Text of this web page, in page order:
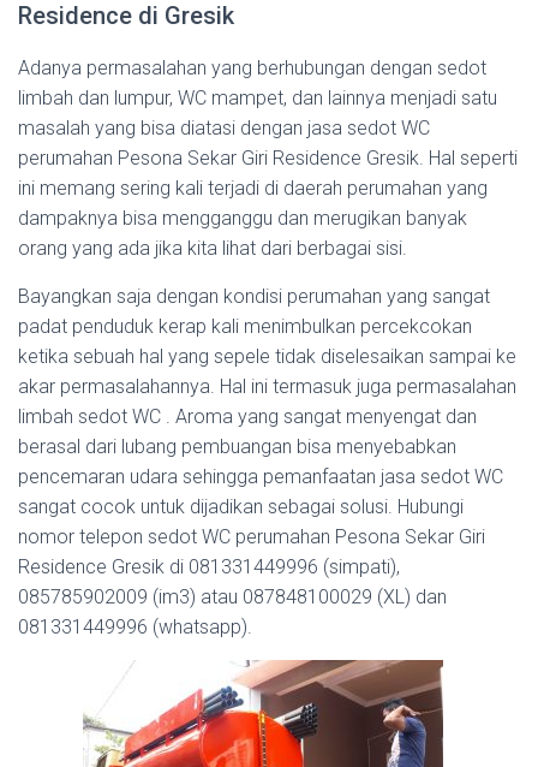
Residence di Gresik
Adanya permasalahan yang berhubungan dengan sedot
limbah dan lumpur, WC mampet, dan lainnya menjadi satu
masalah yang bisa diatasi dengan jasa sedot WC
perumahan Pesona Sekar Giri Residence Gresik. Hal seperti
ini memang sering kali terjadi di daerah perumahan yang
dampaknya bisa mengganggu dan merugikan banyak
orang yang ada jika kita lihat dari berbagai sisi.
Bayangkan saja dengan kondisi perumahan yang sangat
padat penduduk kerap kali menimbulkan percekcokan
ketika sebuah hal yang sepele tidak diselesaikan sampai ke
akar permasalahannya. Hal ini termasuk juga permasalahan
limbah sedot WC . Aroma yang sangat menyengat dan
berasal dari lubang pembuangan bisa menyebabkan
pencemaran udara sehingga pemanfaatan jasa sedot WC
sangat cocok untuk dijadikan sebagai solusi. Hubungi
nomor telepon sedot WC perumahan Pesona Sekar Giri
Residence Gresik di 081331449996 (simpati),
085785902009 (im3) atau 087848100029 (XL) dan
081331449996 (whatsapp).